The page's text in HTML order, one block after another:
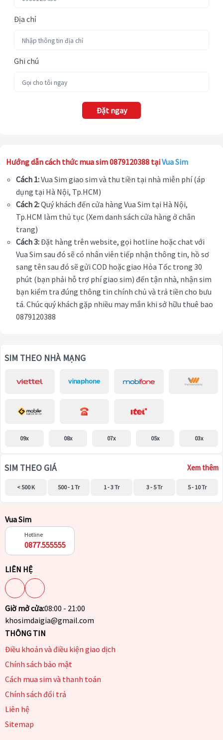
Địa chỉ
Ghi chú
Đặt ngay
Hướng dẫn cách thức mua sim 0879120388 tạiVua Sim
Cách 1:Vua Sim giao sim và thu tiền tại nhà miễn phí (áp
dụng tại Hà Nội, Tp.HCM)
Cách 2:Quý khách đến cửa hàng Vua Sim tại Hà Nội,
Tp.HCM làm thủ tục (Xem danh sách cửa hàng ở chân
trang)
Cách 3:Đặt hàng trên website, gọi hotline hoặc chat với
Vua Sim sau đó sẽ có nhân viên tiếp nhận thông tin, hồ sơ
sang tên sau đó sẽ gửi COD hoặc giao Hỏa Tốc trong 30
phút (bạn phải hỗ trợ phí giao sim) đến tận nhà, nhận sim
bạn kiểm tra đúng thông tin chính chủ và trả tiền cho bưu
tá. Chúc quý khách gặp nhiều may mắn khi sở hữu thuê bao
0879120388
SIM THEO NHÀ MẠNG
09x 08x 07x 05x 03x
SIM THEO GIÁ Xem thêm
< 500 K 500 - 1 Tr 1 - 3 Tr 3 - 5 Tr 5 - 10 Tr
Vua Sim
Hotline
0877.555555
LIÊN HỆ
Giờ mở cửa:08:00 - 21:00
khosimdaigia@gmail.com
THÔNG TIN
Điều khoản và điều kiện giao dịch
Chính sách bảo mật
Cách mua sim và thanh toán
Chính sách đổi trả
Liên hệ
Sitemap